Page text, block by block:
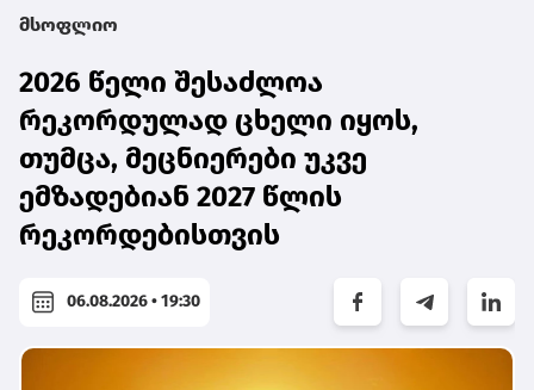
მსოფლიო
2026 წელი შესაძლოა
რეკორდულად ცხელი იყოს,
თუმცა, მეცნიერები უკვე
ემზადებიან 2027 წლის
რეკორდებისთვის
06.08.2026 • 19:30